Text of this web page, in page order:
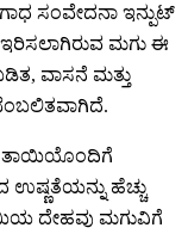
ಸಂವೇದನಾ ಇನ್ಪುಟ್
ಮಗು ಈ
ವಾಸನೆ ಮತ್ತು
ತಾಯಿಯೊಂದಿಗೆ
ಹೆಚ್ಚು
ದೇಹವು ಮಗುವಿಗೆ